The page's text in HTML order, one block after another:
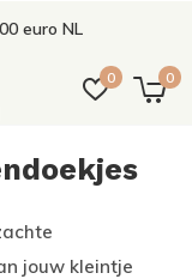
0 0
winkel
jouw kleintje